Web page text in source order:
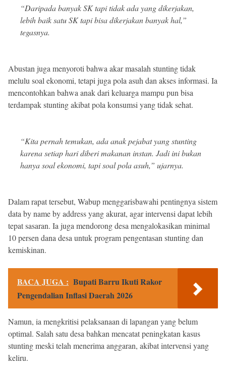
“Daripada banyak SK tapi tidak ada yang dikerjakan,
lebih baik satu SK tapi bisa dikerjakan banyak hal,”
tegasnya.
Abustan juga menyoroti bahwa akar masalah stunting tidak
melulu soal ekonomi, tetapi juga pola asuh dan akses informasi. Ia
mencontohkan bahwa anak dari keluarga mampu pun bisa
terdampak stunting akibat pola konsumsi yang tidak sehat.
“Kita pernah temukan, ada anak pejabat yang stunting
karena setiap hari diberi makanan instan. Jadi ini bukan
hanya soal ekonomi, tapi soal pola asuh,” ujarnya.
Dalam rapat tersebut, Wabup menggarisbawahi pentingnya sistem
data by name by address yang akurat, agar intervensi dapat lebih
tepat sasaran. Ia juga mendorong desa mengalokasikan minimal
10 persen dana desa untuk program pengentasan stunting dan
kemiskinan.
BACA JUGA : Bupati Barru Ikuti Rakor
Pengendalian Inflasi Daerah 2026
Namun, ia mengkritisi pelaksanaan di lapangan yang belum
optimal. Salah satu desa bahkan mencatat peningkatan kasus
stunting meski telah menerima anggaran, akibat intervensi yang
keliru.